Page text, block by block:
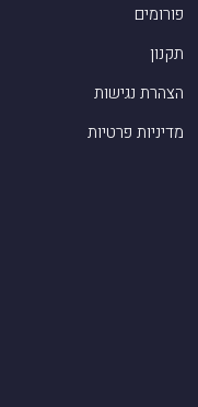
פורומים
תקנון
הצהרת נגישות
מדיניות פרטיות